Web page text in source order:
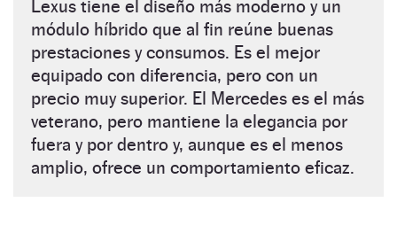
Lexus tiene el diseño más moderno y un
módulo híbrido que al fin reúne buenas
prestaciones y consumos. Es el mejor
equipado con diferencia, pero con un
precio muy superior. El Mercedes es el más
veterano, pero mantiene la elegancia por
fuera y por dentro y, aunque es el menos
amplio, ofrece un comportamiento eficaz.